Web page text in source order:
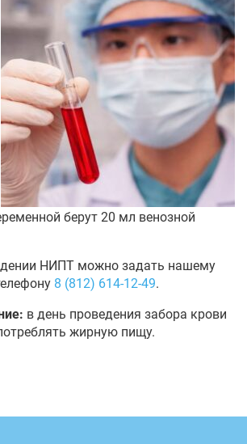
берут 20 мл венозной
НИПТ можно задать нашему
8 (812) 614-12-49.
в день проведения забора крови
жирную пищу.